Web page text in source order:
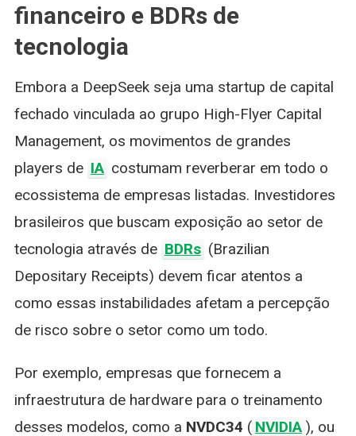
financeiro e BDRs de
tecnologia
Embora a DeepSeek seja uma startup de capital
fechado vinculada ao grupo High-Flyer Capital
Management, os movimentos de grandes
players de IA costumam reverberar em todo o
ecossistema de empresas listadas. Investidores
brasileiros que buscam exposição ao setor de
tecnologia através de BDRs (Brazilian
Depositary Receipts) devem ficar atentos a
como essas instabilidades afetam a percepção
de risco sobre o setor como um todo.
Por exemplo, empresas que fornecem a
infraestrutura de hardware para o treinamento
desses modelos, como a NVDC34 ( NVIDIA ), ou